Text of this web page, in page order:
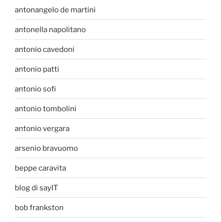
antonangelo de martini
antonella napolitano
antonio cavedoni
antonio patti
antonio sofi
antonio tombolini
antonio vergara
arsenio bravuomo
beppe caravita
blog di sayIT
bob frankston